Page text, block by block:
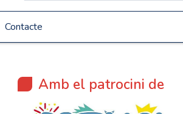
Contacte
Amb el patrocini de